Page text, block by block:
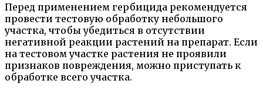
Перед применением гербицида рекомендуется
провести тестовую обработку небольшого
участка, чтобы убедиться в отсутствии
негативной реакции растений на препарат. Если
на тестовом участке растения не проявили
признаков повреждения, можно приступать к
обработке всего участка.